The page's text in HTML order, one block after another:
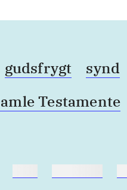
gudsfrygt synd
Testamente